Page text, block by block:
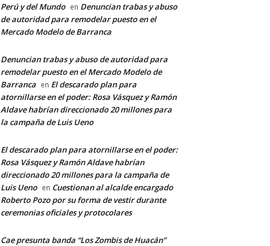
Perú y del Mundo en Denuncian trabas y abuso
de autoridad para remodelar puesto en el
Mercado Modelo de Barranca
Denuncian trabas y abuso de autoridad para
remodelar puesto en el Mercado Modelo de
Barranca en El descarado plan para
atornillarse en el poder: Rosa Vásquez y Ramón
Aldave habrían direccionado 20 millones para
la campaña de Luis Ueno
El descarado plan para atornillarse en el poder:
Rosa Vásquez y Ramón Aldave habrían
direccionado 20 millones para la campaña de
Luis Ueno en Cuestionan al alcalde encargado
Roberto Pozo por su forma de vestir durante
ceremonias oficiales y protocolares
Cae presunta banda “Los Zombis de Huacán”